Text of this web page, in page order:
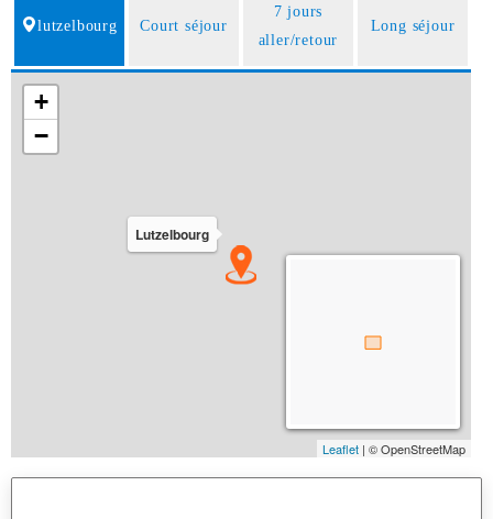
lutzelbourg Court séjour
7 jours
aller/retour
Long séjour